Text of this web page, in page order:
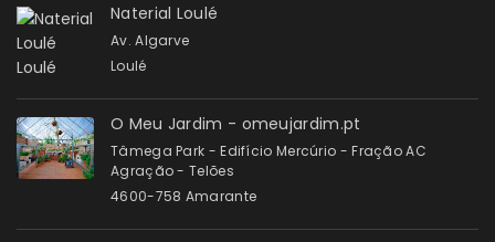
Naterial Loulé
Av. Algarve
Loulé
O Meu Jardim - omeujardim.pt
Tâmega Park - Edifício Mercúrio - Fração AC
Agração - Telões
4600-758 Amarante